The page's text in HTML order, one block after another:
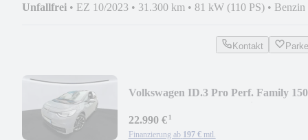
Unfallfrei • EZ 10/2023 • 31.300 km • 81 kW (110 PS) • Benzin
Kontakt
Volkswagen ID.3 Pro Perf. Family 150
22.990 €¹
Finanzierung ab 197 € mtl.